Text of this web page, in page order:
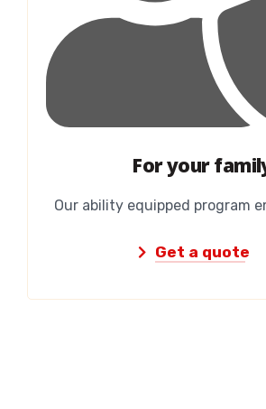
For your
Our ability equipped program
Get a quote